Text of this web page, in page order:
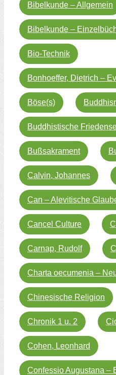
Bibelkunde – Allgemein
Bibelkunde –
Bio-Technik
Bonhoeffer, Dietrich –
Böse(s)
Buddhistische
Bußsakrament
Calvin, Johannes
Can – Alevitische
Cancel Culture
Carnap, Rudolf
Charta oecumenia –
Chinesische Religion
Chronik 1 u. 2
Cohen, Leonhard
Confessio Augustana –